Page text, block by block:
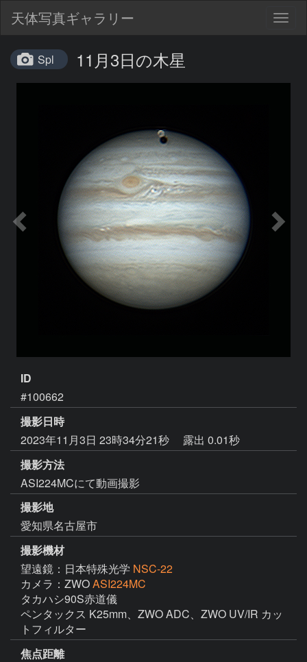
天体写真ギャラリー
Spl 11月3日の木星
ID
#100662
撮影日時
2023年11月3日 23時34分21秒
露出 0.01秒
撮影方法
ASI224MCにて動画撮影
撮影地
愛知県名古屋市
撮影機材
望遠鏡：日本特殊光学 NSC-22
カメラ：ZWOASI224MC
タカハシ90S赤道儀
ペンタックス K25mm、ZWO ADC、ZWO UV/IR カッ
トフィルター
焦点距離